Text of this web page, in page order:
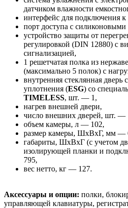
датчиком влажности
интерфейс для подключения
порт доступа с
устройство защиты от
регулировкой (DIN 12880) с
сигнализацией,
1 решетчатая полка из
(максимально 5 полок) с
внутренняя стеклянная дверь
уплотнения (ESG) со
TIMELESS, шт. — 1,
нагрев внешней двери,
число внешних дверей, шт. —
объем камеры, л — 102,
размер камеры, ШхВхГ, мм —
габариты, ШхВхГ (с учетом
изолирующей планки и
795,
вес нетто, кг — 127.
Аксессуары и опции: полки,
управляющей клавиатуры,